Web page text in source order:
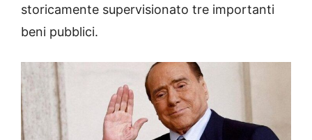
storicamente supervisionato tre importanti
beni pubblici.